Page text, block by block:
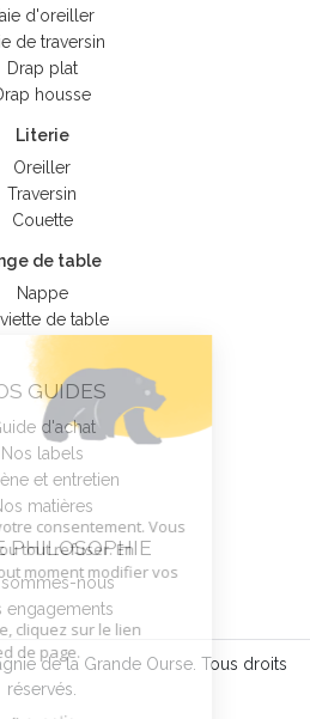
de
donner votre consentement. Vous
vos choix ou tout refuser. En
pouvez à tout moment modifier vos
par la suite, cliquez sur le lien
dans le pied de page.
d'oreiller
de traversin
Drap plat
housse
Literie
Oreiller
Traversin
Couette
de table
Nappe
de table
GUIDES
d'achat
Nos labels
et entretien
matières
PHILOSOPHIE
nous
engagements
de la Grande Ourse. Tous droits
réservés.